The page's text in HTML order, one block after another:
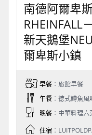
南德阿爾卑
RHEINFALL
新天鵝堡
爾卑斯小鎮
早餐：旅館早餐
午餐：徳式鱒魚風
晚餐：中華料理六
住宿：